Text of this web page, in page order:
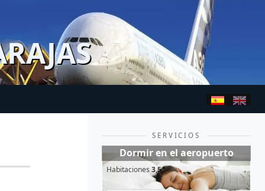
SERVICIOS
Dormir en el aeropuerto
Habitaciones3,5*